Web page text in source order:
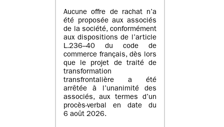
Aucune offre de rachat n’a
été proposée aux associés
de la société, conformément
aux dispositions de l’article
L.236–40 du code de
commerce français, dès lors
que le projet de traité de
transformation
transfrontalière a été
arrêtée à l’unanimité des
associés, aux termes d’un
procès-verbal en date du
6 août 2026.